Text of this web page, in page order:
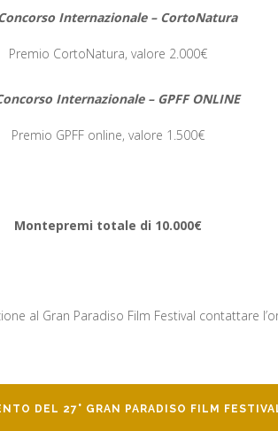
Internazionale – CortoNatura
Premio CortoNatura, valore 2.000€
Internazionale – GPFF ONLINE
Premio GPFF online, valore 1.500€
Montepremi totale di 10.000€
al Gran Paradiso Film Festival contattare
DEL 27° GRAN PARADISO FILM